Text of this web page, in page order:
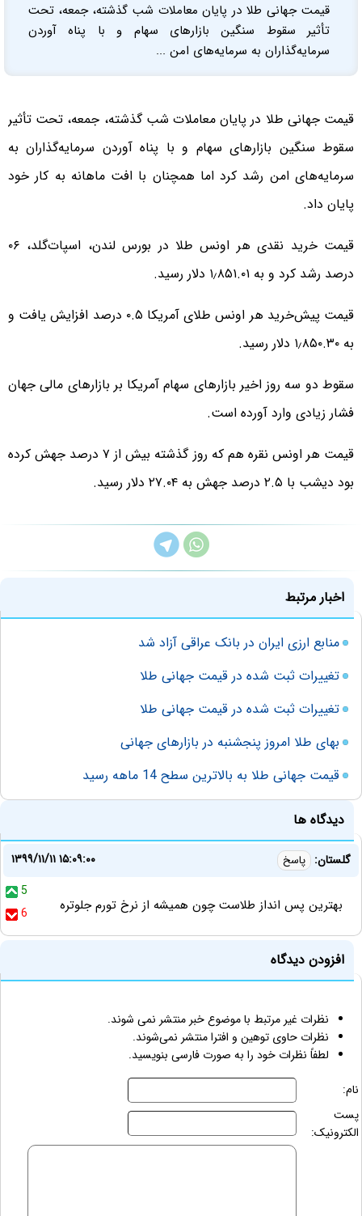
قیمت جهانی طلا در پایان معاملات شب گذشته، جمعه، تحت
تأثیر سقوط سنگین بازارهای سهام و با پناه آوردن
سرمایه‌گذاران به سرمایه‌های امن ...
قیمت جهانی طلا در پایان معاملات شب گذشته، جمعه، تحت تأثیر
سقوط سنگین بازارهای سهام و با پناه آوردن سرمایه‌گذاران به
سرمایه‌های امن رشد کرد اما همچنان با افت ماهانه به کار خود
پایان داد.
قیمت خرید نقدی هر اونس طلا در بورس لندن، اسپات‌گلد، ۰۶
درصد رشد کرد و به ۱٫۸۵۱.۰۱ دلار رسید.
قیمت پیش‌خرید هر اونس طلای آمریکا ۰.۵ درصد افزایش یافت و
به ۱٫۸۵۰.۳۰ دلار رسید.
سقوط دو سه روز اخیر بازارهای سهام آمریکا بر بازارهای مالی جهان
فشار زیادی وارد آورده است.
قیمت هر اونس نقره هم که روز گذشته بیش از ۷ درصد جهش کرده
بود دیشب با ۲.۵ درصد جهش به ۲۷.۰۴ دلار رسید.
اخبار مرتبط
منابع ارزی ایران در بانک عراقی آزاد شد
تغییرات ثبت شده در قیمت جهانی طلا
تغییرات ثبت شده در قیمت جهانی طلا
بهای طلا امروز پنجشنبه در بازارهای جهانی
قیمت جهانی طلا به بالاترین سطح 14 ماهه رسید
دیدگاه ها
گلستان: پاسخ
۱۳۹۹/۱۱/۱۱ ۱۵:۰۹:۰۰
5
6
بهترین پس انداز طلاست چون همیشه از نرخ تورم جلوتره
افزودن دیدگاه
نظرات غیر مرتبط با موضوع خبر منتشر نمی شوند.
نظرات حاوی توهین و افترا منتشر نمی‌شوند.
لطفاً نظرات خود را به صورت فارسی بنویسید.
نام:
پست
الکترونیک: